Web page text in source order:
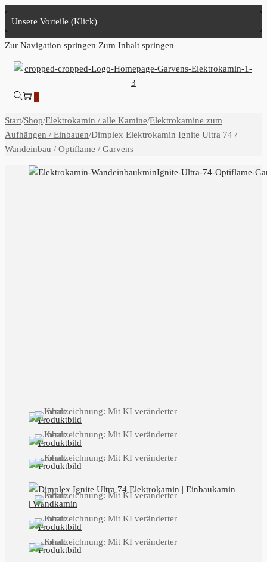
Unsere Vorteile (Klick)
Zur Navigation springen Zum Inhalt springen
0
Start/Shop/Elektrokamin / alle Kamine/Elektrokamine zum
Aufhängen / Einbauen/Dimplex Elektrokamin Ignite Ultra 74 /
Wandeinbau / Optiflame / Garvens